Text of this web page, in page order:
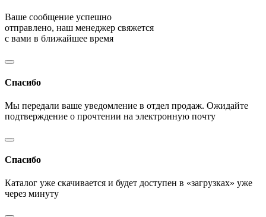
Ваше сообщение успешно
отправлено, наш менеджер свяжется
с вами в ближайшее время
Спасибо
Мы передали ваше уведомление в отдел продаж. Ожидайте
подтверждение о прочтении на электронную почту
Спасибо
Каталог уже скачивается и будет доступен в «загрузках» уже
через минуту